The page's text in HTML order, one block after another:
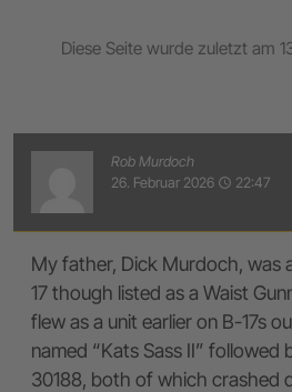
Diese Seite wurde zuletzt am
Rob Murdoch
26. Februar 2026 access_time 22:47
My father, Dick Murdoch, was
17 though listed as a Waist
flew as a unit earlier on B-17s
named “Kats Sass II” followed
30188, both of which crashed